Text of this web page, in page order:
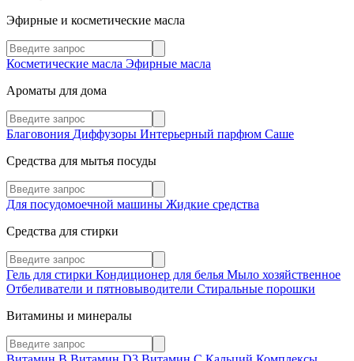
Эфирные и косметические масла
Косметические масла Эфирные масла
Ароматы для дома
Благовония Диффузоры Интерьерный парфюм Саше
Средства для мытья посуды
Для посудомоечной машины Жидкие средства
Средства для стирки
Гель для стирки Кондиционер для белья Мыло хозяйственное
Отбеливатели и пятновыводители Стиральные порошки
Витамины и минералы